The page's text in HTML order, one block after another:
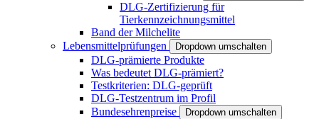
DLG-Zertifizierung für
Tierkennzeichnungsmittel
Band der Milchelite
Lebensmittelprüfungen
Dropdown umschalten
DLG-prämierte Produkte
Was bedeutet DLG-prämiert?
Testkriterien: DLG-geprüft
DLG-Testzentrum im Profil
Bundesehrenpreise
Dropdown umschalten